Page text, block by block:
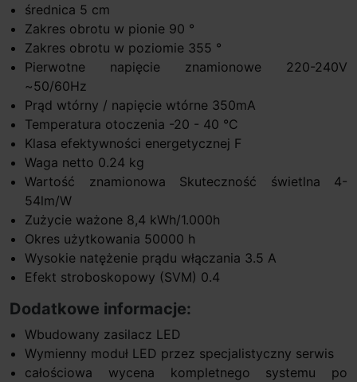
średnica 5 cm
Zakres obrotu w pionie 90 °
Zakres obrotu w poziomie 355 °
Pierwotne napięcie znamionowe 220-240V
~50/60Hz
Prąd wtórny / napięcie wtórne 350mA
Temperatura otoczenia -20 - 40 °C
Klasa efektywności energetycznej F
Waga netto 0.24 kg
Wartość znamionowa Skuteczność świetlna 4-
54lm/W
Zużycie ważone 8,4 kWh/1.000h
Okres użytkowania 50000 h
Wysokie natężenie prądu włączania 3.5 A
Efekt stroboskopowy (SVM) 0.4
Dodatkowe informacje:
Wbudowany zasilacz LED
Wymienny moduł LED przez specjalistyczny serwis
całościowa wycena kompletnego systemu po